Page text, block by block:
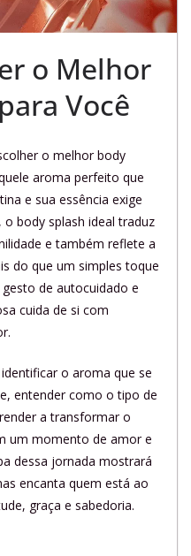
o Melhor
Você
o melhor body
aroma perfeito que
e sua essência exige
o body splash ideal traduz
e também reflete a
do que um simples toque
de autocuidado e
cuida de si com
o aroma que se
entender como o tipo de
a transformar o
um momento de amor e
dessa jornada mostrará
encanta quem está ao
graça e sabedoria.